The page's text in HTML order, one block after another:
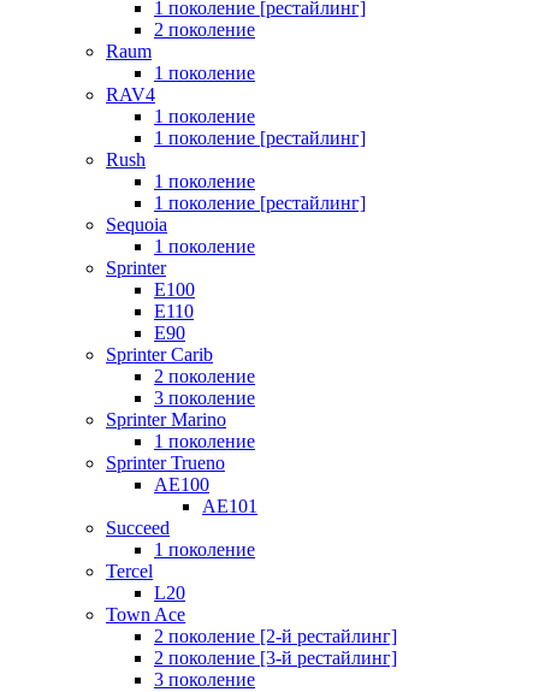
1 поколение [рестайлинг]
2 поколение
Raum
1 поколение
RAV4
1 поколение
1 поколение [рестайлинг]
Rush
1 поколение
1 поколение [рестайлинг]
Sequoia
1 поколение
Sprinter
E100
E110
E90
Sprinter Carib
2 поколение
3 поколение
Sprinter Marino
1 поколение
Sprinter Trueno
AE100
AE101
Succeed
1 поколение
Tercel
L20
Town Ace
2 поколение [2-й рестайлинг]
2 поколение [3-й рестайлинг]
3 поколение